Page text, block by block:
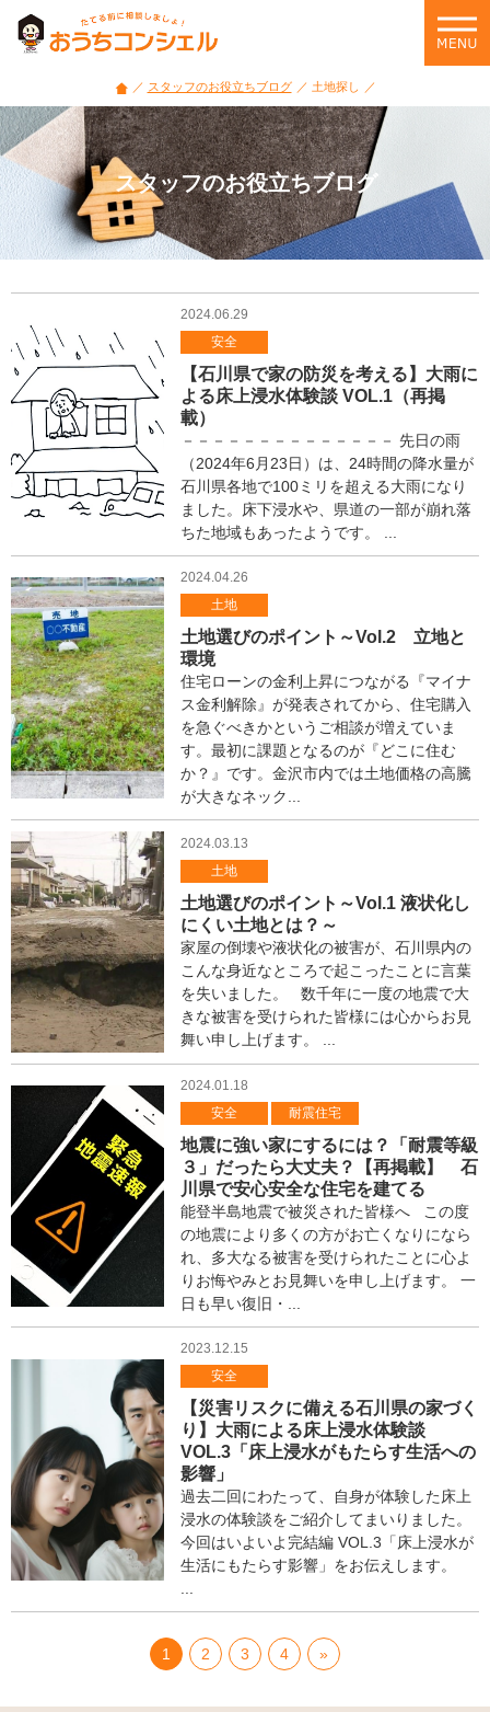
宅
ロ
ー
ン・
住
ま
い
悩
に
つ
ス
フ
ブ
ロ
グ
スタッフのお役立ちブログ 土地探し
スタッフのお役立ちブログ
2024.06.29
安全
【石川県で家の防災を考える】大雨に
よる床上浸水体験談 VOL.1（再掲
載）
－－－－－－－－－－－－－－ 先日の雨
（2024年6月23日）は、24時間の降水量が
石川県各地で100ミリを超える大雨になり
ました。床下浸水や、県道の一部が崩れ落
ちた地域もあったようです。 ...
2024.04.26
土地
土地選びのポイント～Vol.2 立地と
環境
住宅ローンの金利上昇につながる『マイナ
ス金利解除』が発表されてから、住宅購入
を急ぐべきかというご相談が増えていま
す。最初に課題となるのが『どこに住む
か？』です。金沢市内では土地価格の高騰
が大きなネック...
2024.03.13
土地
土地選びのポイント～Vol.1 液状化し
にくい土地とは？～
家屋の倒壊や液状化の被害が、石川県内の
こんな身近なところで起こったことに言葉
を失いました。 数千年に一度の地震で大
きな被害を受けられた皆様には心からお見
舞い申し上げます。 ...
2024.01.18
安全
耐震住宅
地震に強い家にするには？「耐震等級
３」だったら大丈夫？【再掲載】 石
川県で安心安全な住宅を建てる
能登半島地震で被災された皆様へ この度
の地震により多くの方がお亡くなりになら
れ、多大なる被害を受けられたことに心よ
りお悔やみとお見舞いを申し上げます。 一
日も早い復旧・...
2023.12.15
安全
【災害リスクに備える石川県の家づく
り】大雨による床上浸水体験談
VOL.3「床上浸水がもたらす生活への
影響」
過去二回にわたって、自身が体験した床上
浸水の体験談をご紹介してまいりました。
今回はいよいよ完結編 VOL.3「床上浸水が
生活にもたらす影響」をお伝えします。
1 2 3 4 »